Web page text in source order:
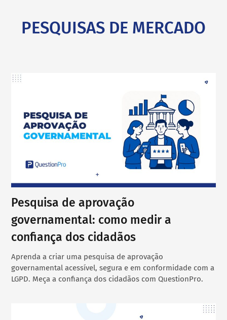
PESQUISAS DE MERCADO
Pesquisa de aprovação
governamental: como medir a
confiança dos cidadãos
Aprenda a criar uma pesquisa de aprovação
governamental acessível, segura e em conformidade com a
LGPD. Meça a confiança dos cidadãos com QuestionPro.